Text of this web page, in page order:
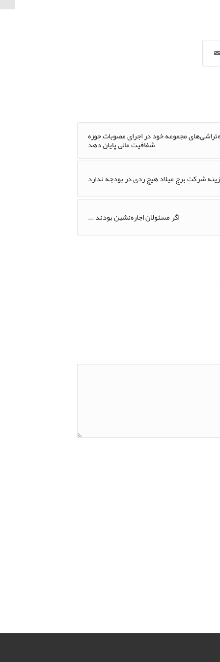
مجموعه خود در اجرای مصوبات حوزه
شفافیت مالی پایان دهد
اگر مسئولان اجاره‌نشین بودند ...